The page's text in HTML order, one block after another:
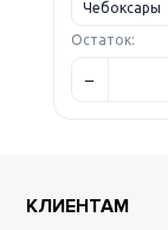
Остаток:
КЛИЕНТАМ